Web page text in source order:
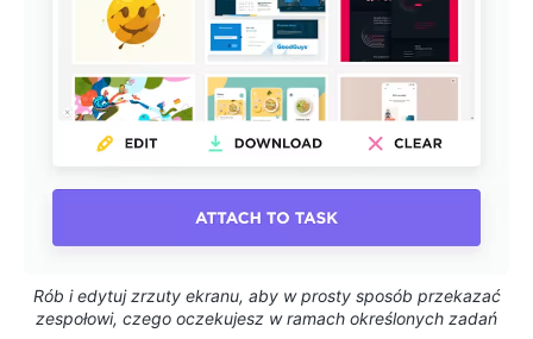
Rób i edytuj zrzuty ekranu, aby w prosty sposób przekazać
zespołowi, czego oczekujesz w ramach określonych zadań